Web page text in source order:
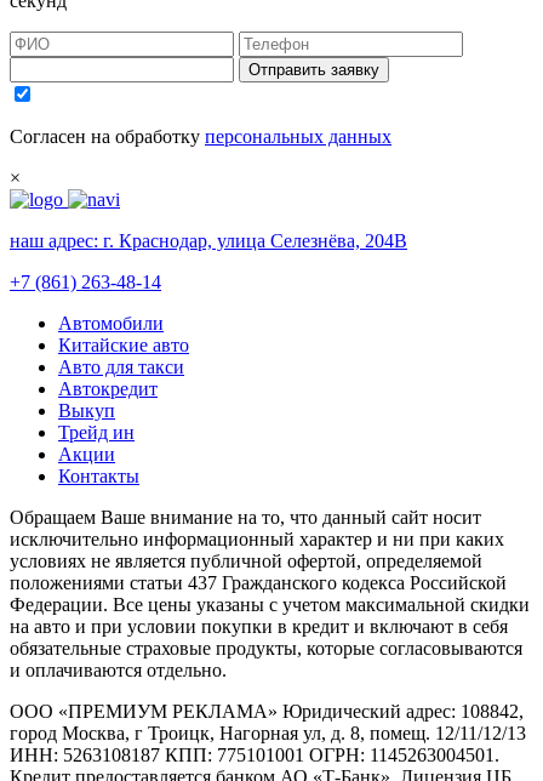
Отправить заявку
Согласен на обработку персональных данных
×
наш адрес: г. Краснодар, улица Селезнёва, 204В
+7 (861) 263-48-14
Автомобили
Китайские авто
Авто для такси
Автокредит
Выкуп
Трейд ин
Акции
Контакты
Обращаем Ваше внимание на то, что данный сайт носит
исключительно информационный характер и ни при каких
условиях не является публичной офертой, определяемой
положениями статьи 437 Гражданского кодекса Российской
Федерации. Все цены указаны с учетом максимальной скидки
на авто и при условии покупки в кредит и включают в себя
обязательные страховые продукты, которые согласовываются
и оплачиваются отдельно.
ООО «ПРЕМИУМ РЕКЛАМА» Юридический адрес: 108842,
город Москва, г Троицк, Нагорная ул, д. 8, помещ. 12/11/12/13
ИНН: 5263108187 КПП: 775101001 ОГРН: 1145263004501.
Кредит предоставляется банком АО «Т-Банк», Лицензия ЦБ